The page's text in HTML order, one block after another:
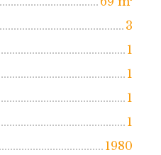
3
1
1
1
1
1980